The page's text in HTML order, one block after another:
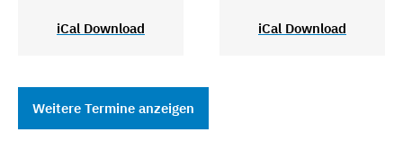
iCal Download iCal Download
Weitere Termine anzeigen